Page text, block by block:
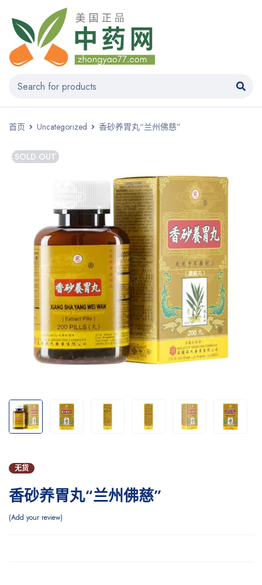
首页 Uncategorized 香砂养胃丸“兰州佛慈”
SOLD OUT
无货
香砂养胃丸“兰州佛慈”
Add your review